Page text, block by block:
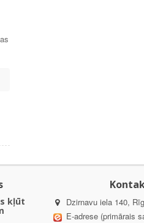
kļūt
Dzirnavu iela 140,
E-adrese (primārais